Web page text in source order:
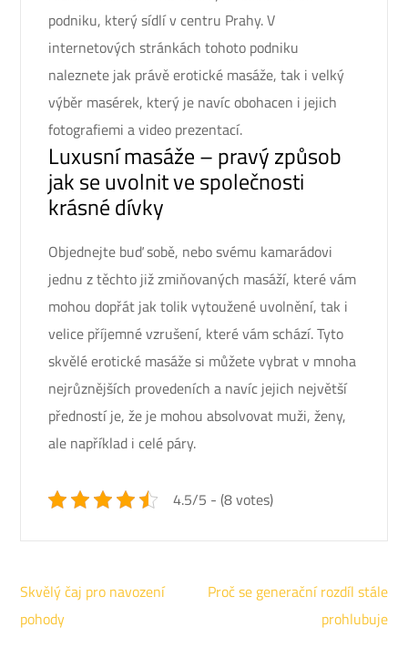
podniku, který sídlí v centru Prahy. V
internetových stránkách tohoto podniku
naleznete jak právě erotické masáže, tak i velký
výběr masérek, který je navíc obohacen i jejich
fotografiemi a video prezentací.
Luxusní masáže – pravý způsob
jak se uvolnit ve společnosti
krásné dívky
Objednejte buď sobě, nebo svému kamarádovi
jednu z těchto již zmiňovaných masáží, které vám
mohou dopřát jak tolik vytoužené uvolnění, tak i
velice příjemné vzrušení, které vám schází. Tyto
skvěléerotické masážesi můžete vybrat v mnoha
nejrůznějších provedeních a navíc jejich největší
předností je, že je mohou absolvovat muži, ženy,
ale například i celé páry.
4.5/5 - (8 votes)
Navigace
pro
Skvělý čaj pro navození
pohody
Proč se generační rozdíl stále
prohlubuje